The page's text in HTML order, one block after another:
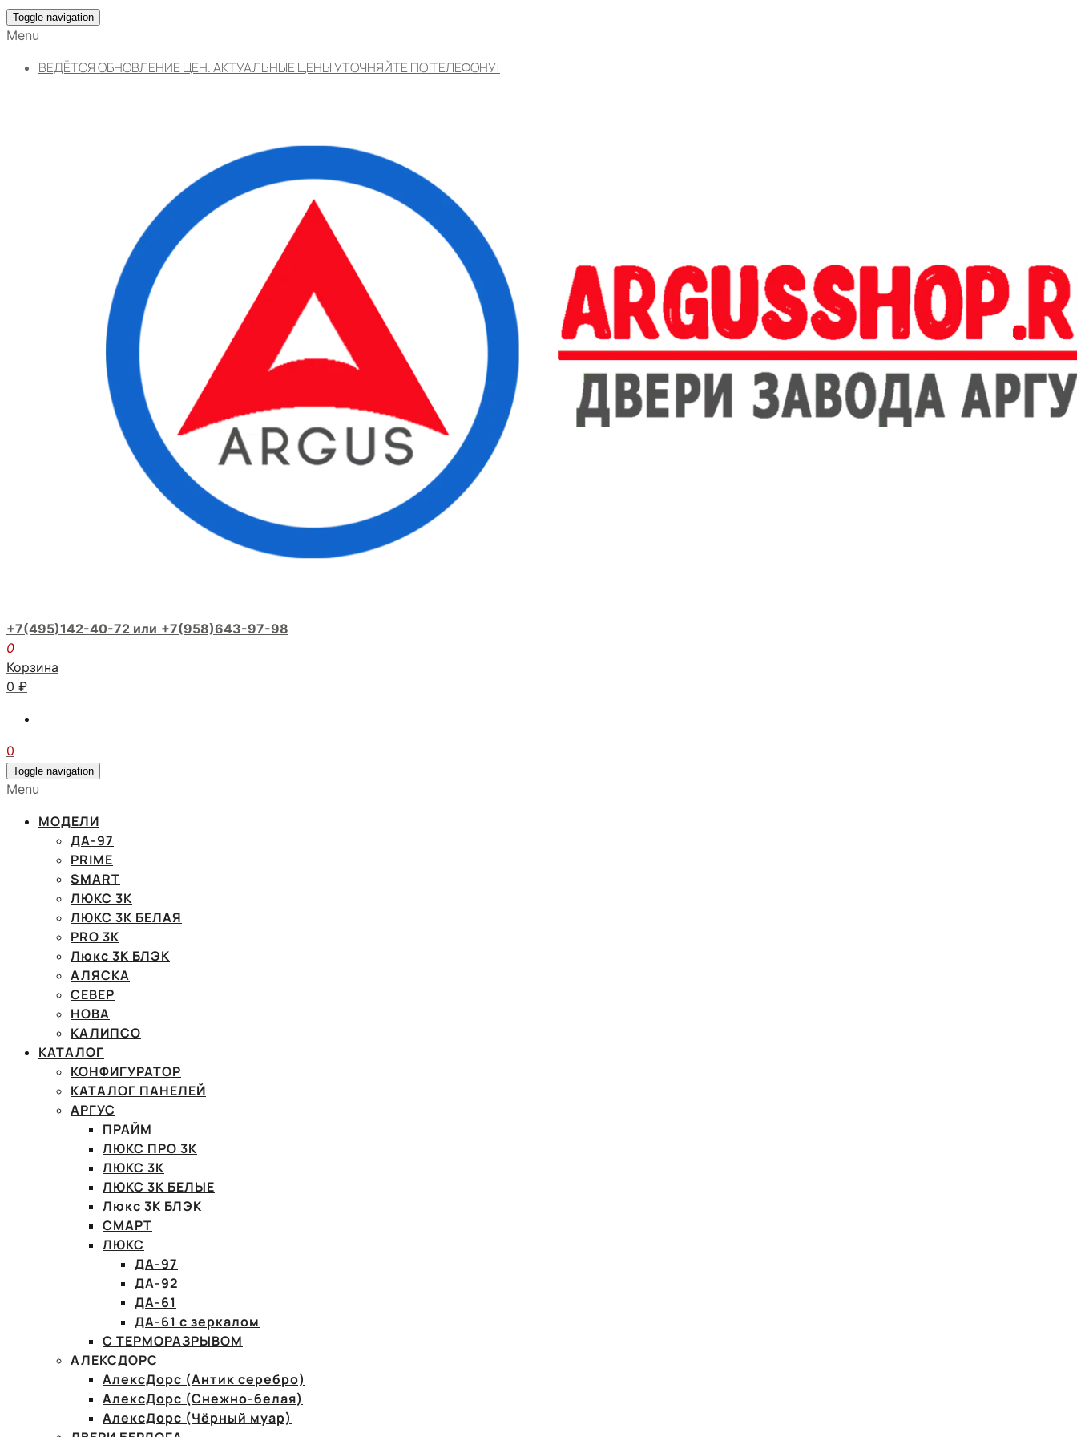
Toggle navigation
Menu
ВЕДЁТСЯ ОБНОВЛЕНИЕ ЦЕН. АКТУАЛЬНЫЕ ЦЕНЫ УТОЧНЯЙТЕ ПО ТЕЛЕФОНУ!
+7(495)142-40-72 или +7(958)643-97-98
0
Корзина
0 ₽
0
Toggle navigation
Menu
МОДЕЛИ
ДА-97
PRIME
SMART
ЛЮКС 3К
ЛЮКС 3К БЕЛАЯ
PRO 3K
Люкс 3К БЛЭК
АЛЯСКА
СЕВЕР
НОВА
КАЛИПСО
КАТАЛОГ
КОНФИГУРАТОР
КАТАЛОГ ПАНЕЛЕЙ
АРГУС
ПРАЙМ
ЛЮКС ПРО 3К
ЛЮКС 3К
ЛЮКС 3К БЕЛЫЕ
Люкс 3К БЛЭК
СМАРТ
ЛЮКС
ДА-97
ДА-92
ДА-61
ДА-61 с зеркалом
С ТЕРМОРАЗРЫВОМ
АЛЕКСДОРС
АлексДорс (Антик серебро)
АлексДорс (Снежно-белая)
АлексДорс (Чёрный муар)